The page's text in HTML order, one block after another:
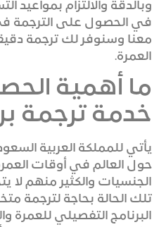
وبالدقة والالتزام بمواعيد
في الحصول على الترجمة
معنا وسنوفر لك ترجمة
العمرة.
ما أهمية
خدمة ترجمة
يأتي للمملكة العربية
حول العالم في أوقات
الجنسيات والكثير منهم لا
تلك الحالة بحاجة لترجمة
البرنامج التفصيلي للعمرة